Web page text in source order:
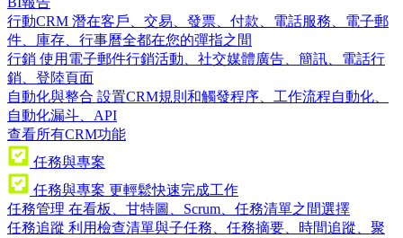
行動CRM 潛在客戶、交易、發票、付款、電話服務、電子郵
件、庫存、行事曆全都在您的彈指之間
行銷 使用電子郵件行銷活動、社交媒體廣告、簡訊、電話行
銷、登陸頁面
自動化與整合 設置CRM規則和觸發程序、工作流程自動化、
自動化漏斗、API
查看所有CRM功能
任務與專案
任務與專案 更輕鬆快速完成工作
任務管理 在看板、甘特圖、Scrum、任務清單之間選擇
任務追蹤 利用檢查清單與子任務、任務摘要、時間追蹤、聚